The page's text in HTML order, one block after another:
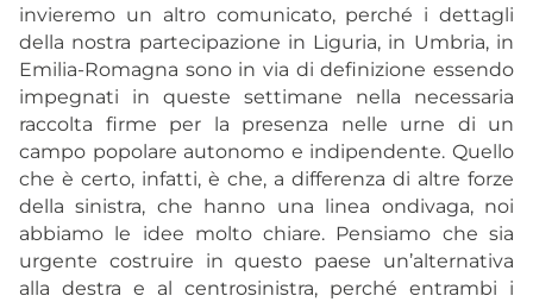
invieremo un altro comunicato, perché i dettagli
della nostra partecipazione in Liguria, in Umbria, in
Emilia-Romagna sono in via di definizione essendo
impegnati in queste settimane nella necessaria
raccolta firme per la presenza nelle urne di un
campo popolare autonomo e indipendente. Quello
che è certo, infatti, è che, a differenza di altre forze
della sinistra, che hanno una linea ondivaga, noi
abbiamo le idee molto chiare. Pensiamo che sia
urgente costruire in questo paese un’alternativa
alla destra e al centrosinistra, perché entrambi i